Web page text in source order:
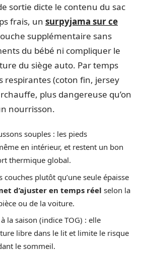
sortie dicte le contenu du sac
frais, un surpyjama sur ce
supplémentaire sans
du bébé ni compliquer le
du siège auto. Par temps
respirantes (coton fin, jersey
plus dangereuse qu’on
nourrisson.
souples : les pieds
en intérieur, et restent un bon
thermique global.
couches plutôt qu’une seule épaisse
d’ajuster en temps réel selon la
ou de la voiture.
la saison (indice TOG) : elle
libre dans le lit et limite le risque
le sommeil.